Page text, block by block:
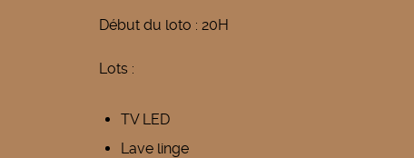
Début du loto : 20H
Lots :
TV LED
Lave linge